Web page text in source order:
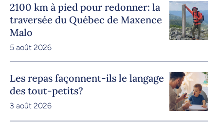
2100 km à pied pour redonner: la
traversée du Québec de Maxence
Malo
5 août 2026
Les repas façonnent-ils le langage
des tout-petits?
3 août 2026